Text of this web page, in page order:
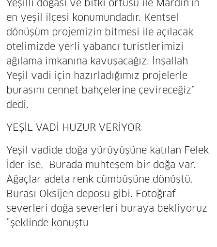
Yeşilli doğası ve bitki örtüsü ile Mardin’in
en yeşil ilçesi konumundadır. Kentsel
dönüşüm projemizin bitmesi ile açılacak
otelimizde yerli yabancı turistlerimizi
ağılama imkanına kavuşacağız. İnşallah
Yeşil vadi için hazırladığımız projelerle
burasını cennet bahçelerine çevireceğiz”
dedi.
YEŞİL VADİ HUZUR VERİYOR
Yeşil vadide doğa yürüyüşüne katılan Felek
İder ise, Burada muhteşem bir doğa var.
Ağaçlar adeta renk cümbüşüne dönüştü.
Burası Oksijen deposu gibi. Fotoğraf
severleri doğa severleri buraya bekliyoruz
”şeklinde konuştu